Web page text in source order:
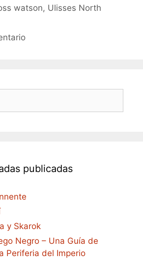
watson, Ulisses North
publicadas
y Skarok
Negro – Una Guía de
Periferia del Imperio